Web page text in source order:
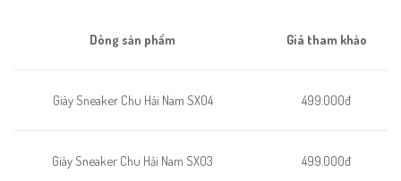
Dòng sản phẩm Giá tham khảo
Giày Sneaker Chu Hải Nam SX04 499.000đ
Giày Sneaker Chu Hải Nam SX03 499.000đ